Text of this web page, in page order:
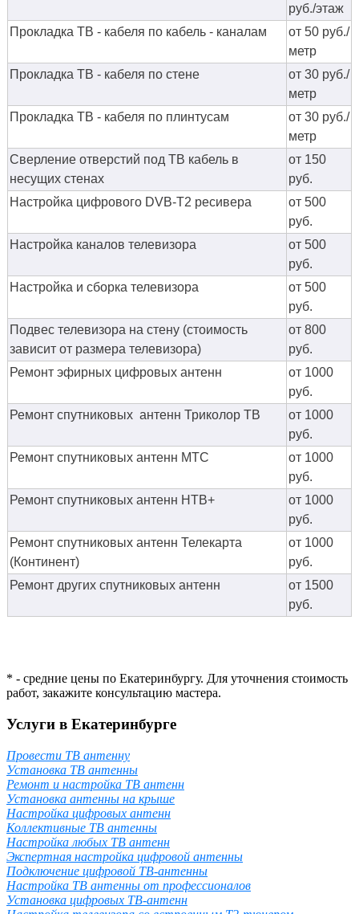
руб./этаж
Прокладка ТВ - кабеля по кабель - каналам
от 50 руб./
метр
Прокладка ТВ - кабеля по стене
от 30 руб./
метр
Прокладка ТВ - кабеля по плинтусам
от 30 руб./
метр
Сверление отверстий под ТВ кабель в
несущих стенах
от 150
руб.
Настройка цифрового DVB-T2 ресивера
от 500
руб.
Настройка каналов телевизора
от 500
руб.
Настройка и сборка телевизора
от 500
руб.
Подвес телевизора на стену (стоимость
зависит от размера телевизора)
от 800
руб.
Ремонт эфирных цифровых антенн
от 1000
руб.
Ремонт спутниковых антенн Триколор ТВ
от 1000
руб.
Ремонт спутниковых антенн МТС
от 1000
руб.
Ремонт спутниковых антенн НТВ+
от 1000
руб.
Ремонт спутниковых антенн Телекарта
(Континент)
от 1000
руб.
Ремонт других спутниковых антенн
от 1500
руб.
* - средние цены по Екатеринбургу. Для уточнения стоимость
работ, закажите консультацию мастера.
Услуги в Екатеринбурге
Провести ТВ антенну
Установка ТВ антенны
Ремонт и настройка ТВ антенн
Установка антенны на крыше
Настройка цифровых антенн
Коллективные ТВ антенны
Настройка любых ТВ антенн
Экспертная настройка цифровой антенны
Подключение цифровой ТВ-антенны
Настройка ТВ антенны от профессионалов
Установка цифровых ТВ-антенн